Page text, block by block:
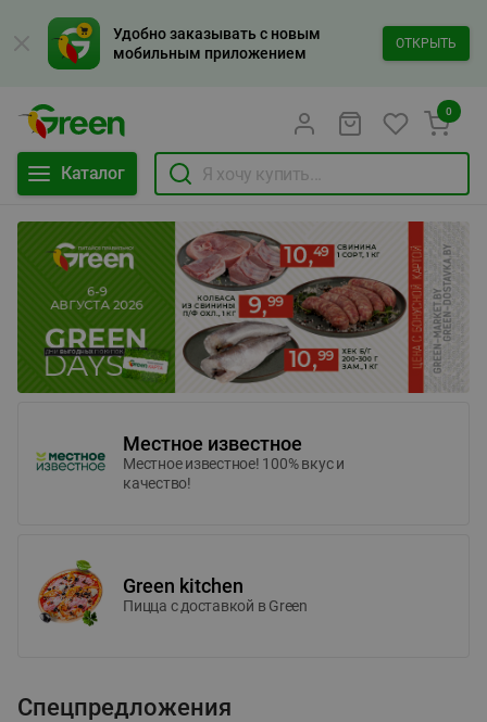
Удобно заказывать с новым
мобильным приложением
ОТКРЫТЬ
Каталог
0
Местное известное
Местное известное! 100% вкус и
качество!
Green kitchen
Пицца c доставкой в Green
Спецпредложения